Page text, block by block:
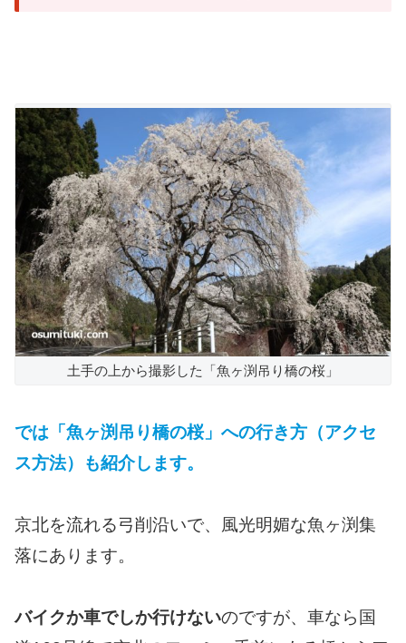
土手の上から撮影した「魚ヶ渕吊り橋の桜」
では「魚ヶ渕吊り橋の桜」への行き方（アクセ
ス方法）も紹介します。
京北を流れる弓削沿いで、風光明媚な魚ヶ渕集
落にあります。
バイクか車でしか行けないのですが、車なら国